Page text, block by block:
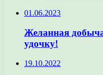
01.06.2023
Желанная
удочку!
19.10.2022